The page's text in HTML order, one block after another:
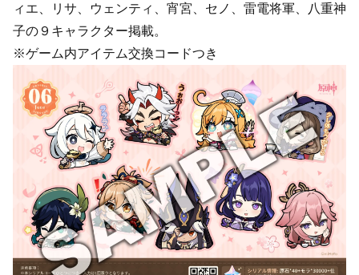
ィエ、リサ、ウェンティ、宵宮、セノ、雷電将軍、八重神
子の９キャラクター掲載。
※ゲーム内アイテム交換コードつき